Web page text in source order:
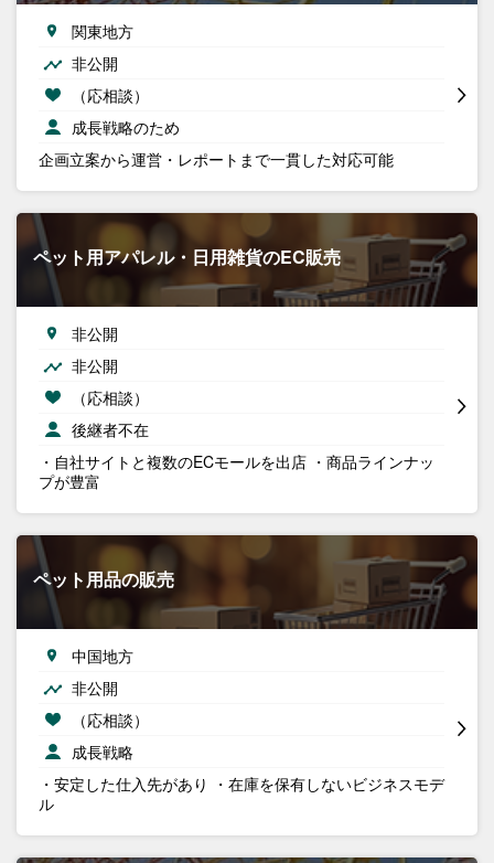
関東地方
非公開
（応相談）
成長戦略のため
企画立案から運営・レポートまで一貫した対応可能
ペット用アパレル・日用雑貨のEC販売
非公開
非公開
（応相談）
後継者不在
・自社サイトと複数のECモールを出店 ・商品ラインナッ
プが豊富
ペット用品の販売
中国地方
非公開
（応相談）
成長戦略
・安定した仕入先があり ・在庫を保有しないビジネスモデ
ル